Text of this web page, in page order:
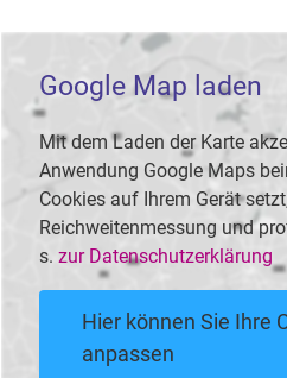
Google Map laden
Mit dem Laden der Karte
Anwendung Google Maps
Cookies auf Ihrem Gerät
Reichweitenmessung und
s. zur Datenschutzerklärung
Hier können Sie Ihre
anpassen